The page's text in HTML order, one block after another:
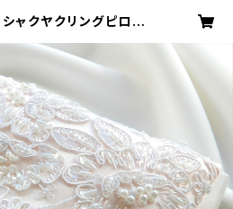
クヤクリングピロー